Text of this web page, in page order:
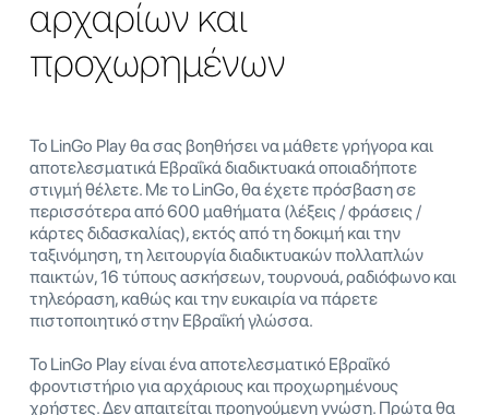
αρχαρίων και
προχωρημένων
Το LinGo Play θα σας βοηθήσει να μάθετε γρήγορα και
αποτελεσματικά Εβραΐκά διαδικτυακά οποιαδήποτε
στιγμή θέλετε. Με το LinGo, θα έχετε πρόσβαση σε
περισσότερα από 600 μαθήματα (λέξεις / φράσεις /
κάρτες διδασκαλίας), εκτός από τη δοκιμή και την
ταξινόμηση, τη λειτουργία διαδικτυακών πολλαπλών
παικτών, 16 τύπους ασκήσεων, τουρνουά, ραδιόφωνο και
τηλεόραση, καθώς και την ευκαιρία να πάρετε
πιστοποιητικό στην Εβραΐκή γλώσσα.
Το LinGo Play είναι ένα αποτελεσματικό Εβραΐκό
φροντιστήριο για αρχάριους και προχωρημένους
χρήστες. Δεν απαιτείται προηγούμενη γνώση. Πρώτα θα